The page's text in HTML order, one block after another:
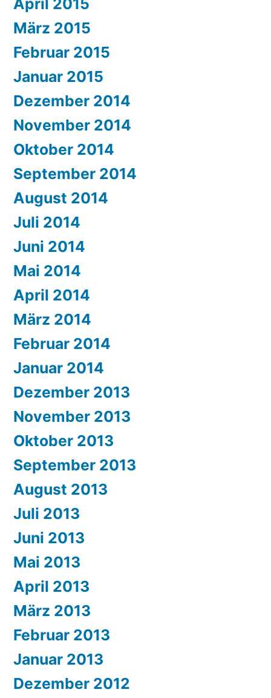
April 2015
März 2015
Februar 2015
Januar 2015
Dezember 2014
November 2014
Oktober 2014
September 2014
August 2014
Juli 2014
Juni 2014
Mai 2014
April 2014
März 2014
Februar 2014
Januar 2014
Dezember 2013
November 2013
Oktober 2013
September 2013
August 2013
Juli 2013
Juni 2013
Mai 2013
April 2013
März 2013
Februar 2013
Januar 2013
Dezember 2012